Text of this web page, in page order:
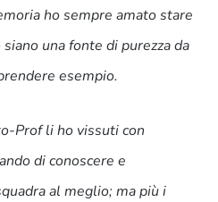
ho sempre amato stare
una fonte di purezza da
esempio.
Prof li ho vissuti con
di conoscere e
al meglio; ma più i